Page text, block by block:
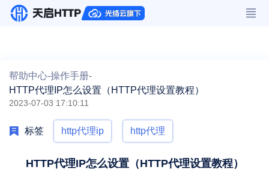
帮助中心-操作手册-
HTTP代理IP怎么设置（HTTP代理设置教程）
2023-07-03 17:10:11
标签 http代理ip http代理
HTTP代理IP怎么设置（HTTP代理设置教程）